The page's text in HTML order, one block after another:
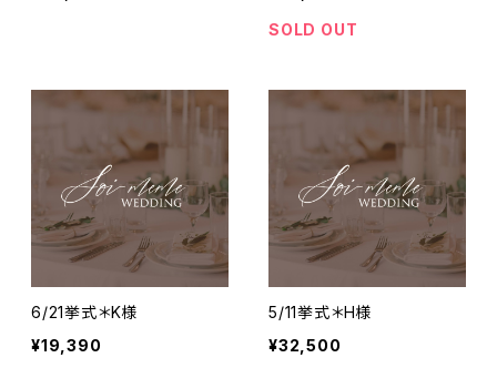
SOLD OUT
6/21挙式＊K様
¥19,390
5/11挙式＊H様
¥32,500